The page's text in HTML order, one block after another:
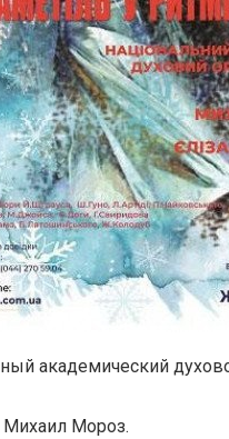
академический
Мороз.